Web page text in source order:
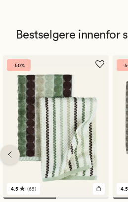
Bestselgere innenfor
-50%
65
anmeldelser
4.5 (65)
-
65
4.5